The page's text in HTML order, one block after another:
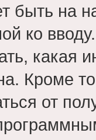
быть на
ко
какая
Кроме
от